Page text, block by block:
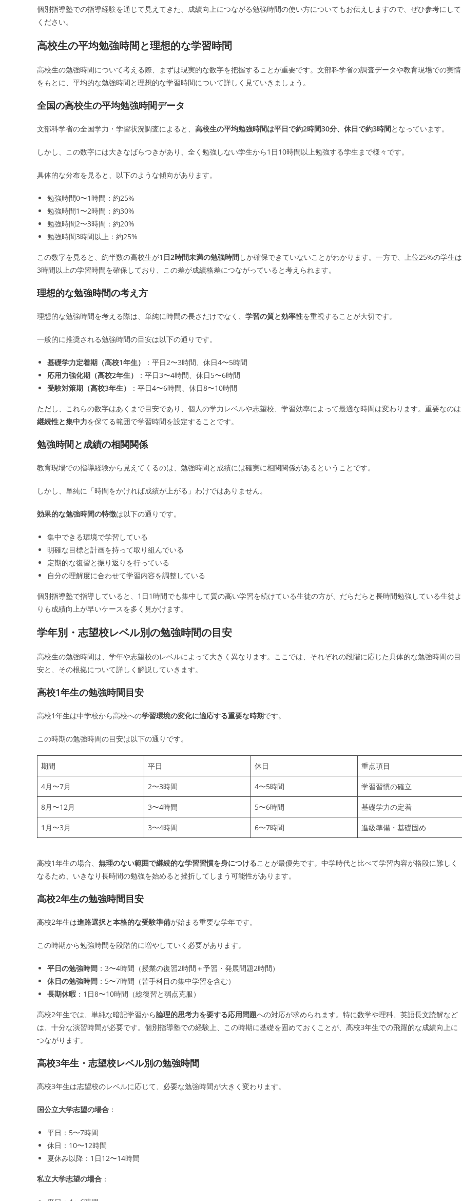
個別指導塾での指導経験を通じて見えてきた、成績向上につながる勉強時間の使い方についてもお伝えしますので、ぜひ参考にして
ください。
高校生の平均勉強時間と理想的な学習時間
高校生の勉強時間について考える際、まずは現実的な数字を把握することが重要です。文部科学省の調査データや教育現場での実情
をもとに、平均的な勉強時間と理想的な学習時間について詳しく見ていきましょう。
全国の高校生の平均勉強時間データ
文部科学省の全国学力・学習状況調査によると、 高校生の平均勉強時間は平日で約2時間30分、休日で約3時間となっています。
しかし、この数字には大きなばらつきがあり、全く勉強しない学生から1日10時間以上勉強する学生まで様々です。
具体的な分布を見ると、以下のような傾向があります。
勉強時間0〜1時間：約25%
勉強時間1〜2時間：約30%
勉強時間2〜3時間：約20%
勉強時間3時間以上：約25%
この数字を見ると、約半数の高校生が1日2時間未満の勉強時間しか確保できていないことがわかります。一方で、上位25%の学生は
3時間以上の学習時間を確保しており、この差が成績格差につながっていると考えられます。
理想的な勉強時間の考え方
理想的な勉強時間を考える際は、単純に時間の長さだけでなく、 学習の質と効率性を重視することが大切です。
一般的に推奨される勉強時間の目安は以下の通りです。
基礎学力定着期（高校1年生）
：平日2〜3時間、休日4〜5時間
応用力強化期（高校2年生）
：平日3〜4時間、休日5〜6時間
受験対策期（高校3年生）
：平日4〜6時間、休日8〜10時間
ただし、これらの数字はあくまで目安であり、個人の学力レベルや志望校、学習効率によって最適な時間は変わります。重要なのは
継続性と集中力を保てる範囲で学習時間を設定することです。
勉強時間と成績の相関関係
教育現場での指導経験から見えてくるのは、勉強時間と成績には確実に相関関係があるということです。
しかし、単純に「時間をかければ成績が上がる」わけではありません。
効果的な勉強時間の特徴は以下の通りです。
集中できる環境で学習している
明確な目標と計画を持って取り組んでいる
定期的な復習と振り返りを行っている
自分の理解度に合わせて学習内容を調整している
個別指導塾で指導していると、1日1時間でも集中して質の高い学習を続けている生徒の方が、だらだらと長時間勉強している生徒よ
りも成績向上が早いケースを多く見かけます。
学年別・志望校レベル別の勉強時間の目安
高校生の勉強時間は、学年や志望校のレベルによって大きく異なります。ここでは、それぞれの段階に応じた具体的な勉強時間の目
安と、その根拠について詳しく解説していきます。
高校1年生の勉強時間目安
高校1年生は中学校から高校への学習環境の変化に適応する重要な時期です。
この時期の勉強時間の目安は以下の通りです。
期間 平日 休日 重点項目
4月〜7月 2〜3時間 4〜5時間 学習習慣の確立
8月〜12月 3〜4時間 5〜6時間 基礎学力の定着
1月〜3月 3〜4時間 6〜7時間 進級準備・基礎固め
高校1年生の場合、 無理のない範囲で継続的な学習習慣を身につけることが最優先です。中学時代と比べて学習内容が格段に難しく
なるため、いきなり長時間の勉強を始めると挫折してしまう可能性があります。
高校2年生の勉強時間目安
高校2年生は進路選択と本格的な受験準備が始まる重要な学年です。
この時期から勉強時間を段階的に増やしていく必要があります。
平日の勉強時間 ：3〜4時間（授業の復習2時間＋予習・発展問題2時間）
休日の勉強時間 ：5〜7時間（苦手科目の集中学習を含む）
長期休暇 ：1日8〜10時間（総復習と弱点克服）
高校2年生では、単純な暗記学習から論理的思考力を要する応用問題への対応が求められます。特に数学や理科、英語長文読解など
は、十分な演習時間が必要です。個別指導塾での経験上、この時期に基礎を固めておくことが、高校3年生での飛躍的な成績向上に
つながります。
高校3年生・志望校レベル別の勉強時間
高校3年生は志望校のレベルに応じて、必要な勉強時間が大きく変わります。
国公立大学志望の場合 ：
平日：5〜7時間
休日：10〜12時間
夏休み以降：1日12〜14時間
私立大学志望の場合 ：